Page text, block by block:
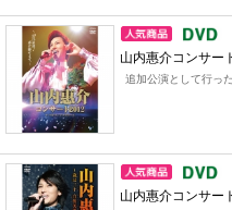
山内惠介コンサー
追加公演として行っ
山内惠介コンサー